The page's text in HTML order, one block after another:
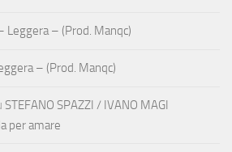
Leggera – (Prod. Manqc)
– (Prod. Manqc)
STEFANO SPAZZI / IVANO MAGI
per amare